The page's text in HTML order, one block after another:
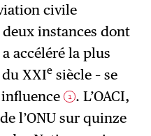
civile
instances dont
accéléré la plus
du XXIe siècle – se
influence 1 . L’OACI,
l’ONU sur quinze